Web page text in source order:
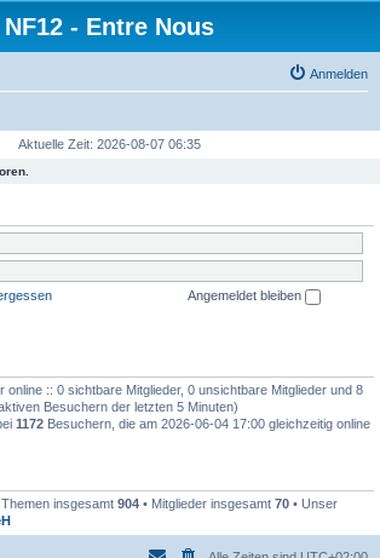
NF12 - Entre Nous
Anmelden
Aktuelle Zeit: 2026-08-07 06:35
Angemeldet bleiben
online :: 0 sichtbare Mitglieder, 0 unsichtbare Mitglieder und 8
Besuchern der letzten 5 Minuten)
1172 Besuchern, die am 2026-06-04 17:00 gleichzeitig online
Themen insgesamt 904 • Mitglieder insgesamt 70 • Unser